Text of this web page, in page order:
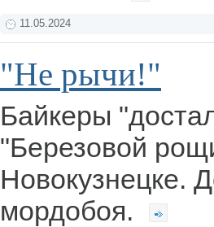
11.05.2024
"Не рычи!"
Байкеры
"Березовой
Новокузнецке.
мордобоя.